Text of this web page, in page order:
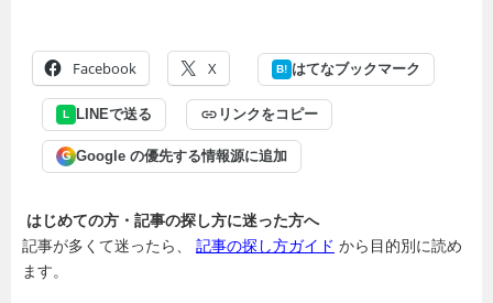
Facebook X B! はてなブックマーク
L LINEで送る リンクをコピー
G Google の優先する情報源に追加
はじめての方・記事の探し方に迷った方へ
記事が多くて迷ったら、 記事の探し方ガイド から目的別に読め
ます。